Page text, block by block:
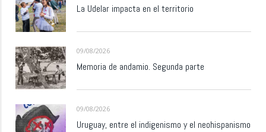
La Udelar impacta en el territorio
09/08/2026
Memoria de andamio. Segunda parte
09/08/2026
Uruguay, entre el indigenismo y el neohispanismo